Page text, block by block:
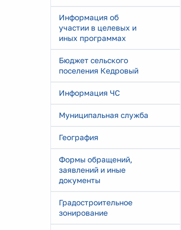
Информация об
участии в целевых и
иных программах
Бюджет сельского
поселения Кедровый
Информация ЧС
Муниципальная служба
География
Формы обращений,
заявлений и иные
документы
Градостроительное
зонирование